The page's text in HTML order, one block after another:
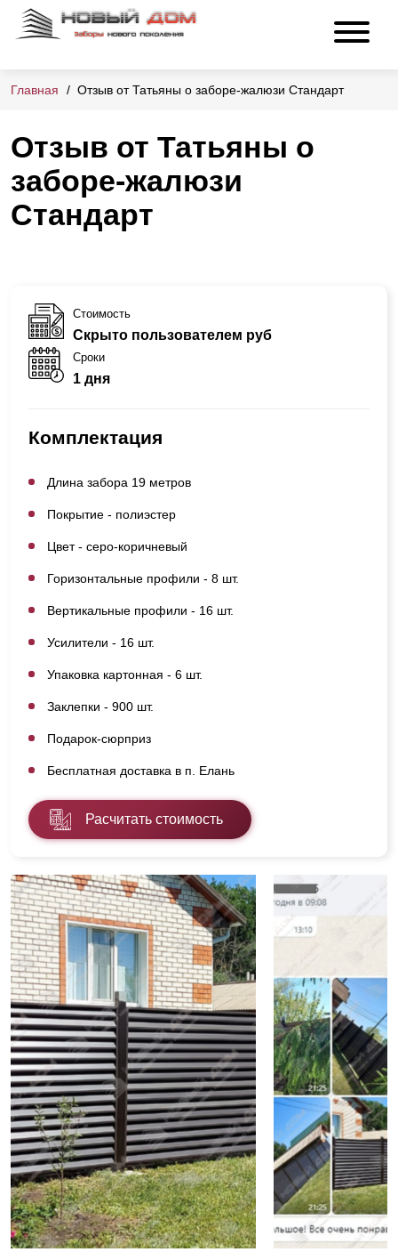
Главная Отзыв от Татьяны о заборе-жалюзи Стандарт
Отзыв от Татьяны о
заборе-жалюзи
Стандарт
Стоимость
Скрыто пользователем руб
Сроки
1 дня
Комплектация
Длина забора 19 метров
Покрытие - полиэстер
Цвет - серо-коричневый
Горизонтальные профили - 8 шт.
Вертикальные профили - 16 шт.
Усилители - 16 шт.
Упаковка картонная - 6 шт.
Заклепки - 900 шт.
Подарок-сюрприз
Бесплатная доставка в п. Елань
Расчитать стоимость